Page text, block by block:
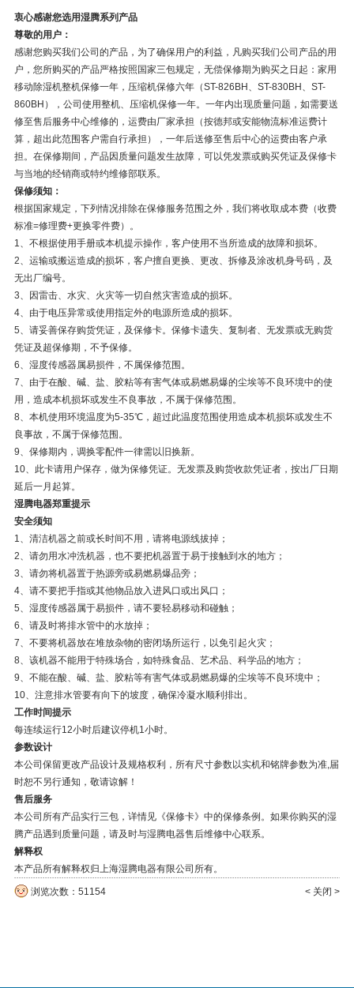
衷心感谢您选用湿腾系列产品
尊敬的用户：
感谢您购买我们公司的产品，为了确保用户的利益，凡购买我们公司产品的用
户，您所购买的产品严格按照国家三包规定，无偿保修期为购买之日起：家用
移动除湿机整机保修一年，压缩机保修六年（ST-826BH、 ST-830BH、 ST-
860BH ），公司使用整机、压缩机保修一年。一年内出现质量问题，如需要送
修至售后服务中心维修的，运费由厂家承担（按德邦或安能物流标准运费计
算，超出此范围客户需自行承担），一年后送修至售后中心的运费由客户承
担。在保修期间，产品因质量问题发生故障，可以凭发票或购买凭证及保修卡
与当地的经销商或特约维修部联系。
保修须知：
根据国家规定，下列情况排除在保修服务范围之外，我们将收取成本费（收费
标准=修理费+更换零件费）。
1、不根据使用手册或本机提示操作，客户使用不当所造成的故障和损坏。
2、运输或搬运造成的损坏，客户擅自更换、更改、拆修及涂改机身号码，及
无出厂编号。
3、因雷击、水灾、火灾等一切自然灾害造成的损坏。
4、由于电压异常或使用指定外的电源所造成的损坏。
5、请妥善保存购货凭证，及保修卡。保修卡遗失、复制者、无发票或无购货
凭证及超保修期，不予保修。
6、湿度传感器属易损件，不属保修范围。
7、由于在酸、碱、盐、胶粘等有害气体或易燃易爆的尘埃等不良环境中的使
用，造成本机损坏或发生不良事故，不属于保修范围。
8、 本机使用环境温度为5-35℃， 超过此温度范围使用造成本机损坏或发生不
良事故，不属于保修范围。
9、保修期内，调换零配件一律需以旧换新。
10、此卡请用户保存，做为保修凭证。无发票及购货收款凭证者，按出厂日期
延后一月起算。
湿腾电器郑重提示
安全须知
1、清洁机器之前或长时间不用，请将电源线拔掉；
2、请勿用水冲洗机器，也不要把机器置于易于接触到水的地方；
3、请勿将机器置于热源旁或易燃易爆品旁；
4、请不要把手指或其他物品放入进风口或出风口；
5、湿度传感器属于易损件，请不要轻易移动和碰触；
6、请及时将排水管中的水放掉；
7、不要将机器放在堆放杂物的密闭场所运行，以免引起火灾；
8、该机器不能用于特殊场合，如特殊食品、艺术品、科学品的地方；
9、 不能在酸、碱、盐、胶粘等有害气体或易燃易爆的尘埃等不良环境中；
10、注意排水管要有向下的坡度，确保冷凝水顺利排出。
工作时间提示
每连续运行12小时后建议停机1小时。
参数设计
本公司保留更改产品设计及规格权利，所有尺寸参数以实机和铭牌参数为准,届
时恕不另行通知，敬请谅解！
售后服务
本公司所有产品实行三包，详情见《保修卡》中的保修条例。如果你购买的湿
腾产品遇到质量问题，请及时与湿腾电器售后维修中心联系。
解释权
本产品所有解释权归上海湿腾电器有限公司所有。
浏览次数：51154 < 关闭 >